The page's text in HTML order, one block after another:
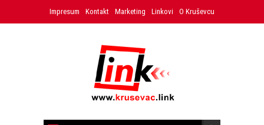
Impresum Kontakt Marketing Linkovi O Kruševcu